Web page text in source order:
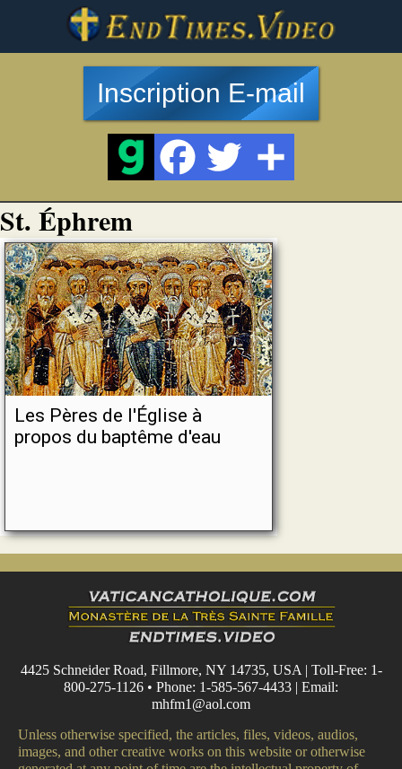
Inscription E-mail
St. Éphrem
Les Pères de l'Église à
propos du baptême d'eau
4425 Schneider Road, Fillmore, NY 14735, USA | Toll-Free: 1-
800-275-1126 • Phone: 1-585-567-4433 | Email:
mhfm1@aol.com
Unless otherwise specified, the articles, files, videos, audios,
images, and other creative works on this website or otherwise